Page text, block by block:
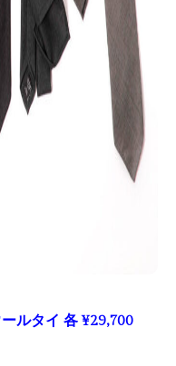
ルタイ 各 ¥29,700